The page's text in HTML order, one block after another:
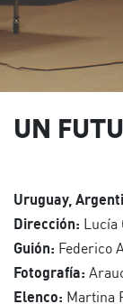
UN
Uruguay,
Dirección: Lucía
Guión: Federico
Fotografía:
Elenco: Martina